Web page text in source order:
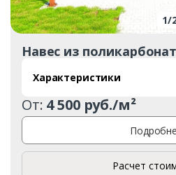
1/
Навес из
Характеристики
От: 4 500 руб./м²
Расчет